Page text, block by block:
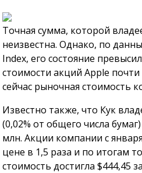
Точная сумма, которой
неизвестна. Однако, по
Index, его состояние
стоимости акций Apple почти
сейчас рыночная стоимость
Известно также, что Кук
(0,02% от общего числа
млн. Акции компании с
цене в 1,5 раза и по итогам
стоимость достигла $444,45